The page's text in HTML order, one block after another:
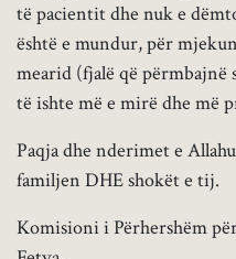
të pacientit dhe nuk e
është e mundur, për
mearid (fjalë që
të ishte më e mirë dhe më
Paqja dhe nderimet e
familjen DHE shokët e tij.
Komisioni i Përhershëm